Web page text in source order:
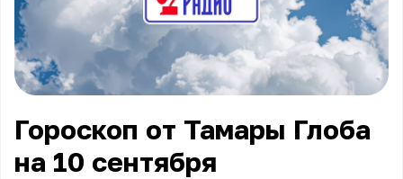
Гороскоп от Тамары Глоба
на 10 сентября